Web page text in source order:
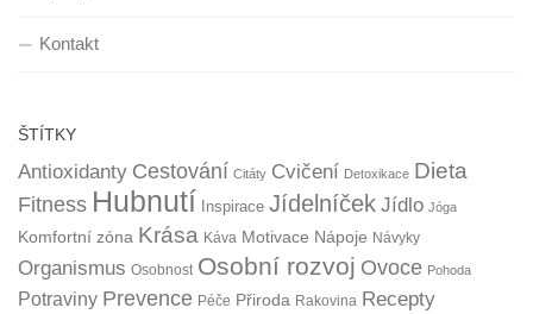
Kontakt
ŠTÍTKY
Antioxidanty Cestování Citáty Cvičení Detoxikace Dieta
Fitness Hubnutí Inspirace Jídelníček Jídlo Jóga
Komfortní zóna Krása Káva Motivace Nápoje Návyky
Organismus Osobnost Osobní rozvoj Ovoce Pohoda
Potraviny Prevence Péče Přiroda Rakovina Recepty